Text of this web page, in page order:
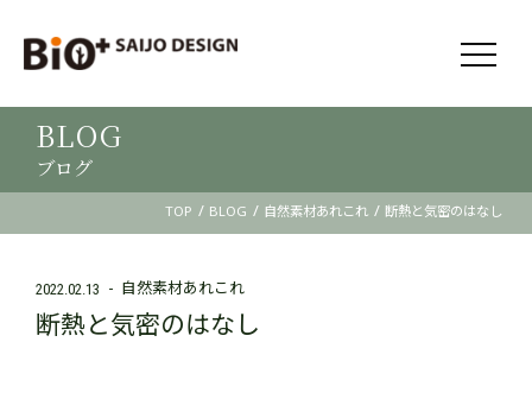
BLOG
ブログ
TOP / BLOG / 自然素材あれこれ / 断熱と気密のはなし
2022.02.13 自然素材あれこれ
断熱と気密のはなし